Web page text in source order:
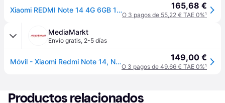
Xiaomi REDMI Note 14 4G 6GB 128GB 6.67" Negro Medianoche 165,68 €
O 3 pagos de 55,22 € TAE 0%¹
MediaMarkt
Envío gratis, 2-5 días
Móvil - Xiaomi Redmi Note 14, Negro medianoche, 128 GB, 6 GB RAM, 6.67" AMOLED FHD+, MediaTek Helio g99-Ultra, 5500 mAh 149,00 €
O 3 pagos de 49,66 € TAE 0%¹
Productos relacionados